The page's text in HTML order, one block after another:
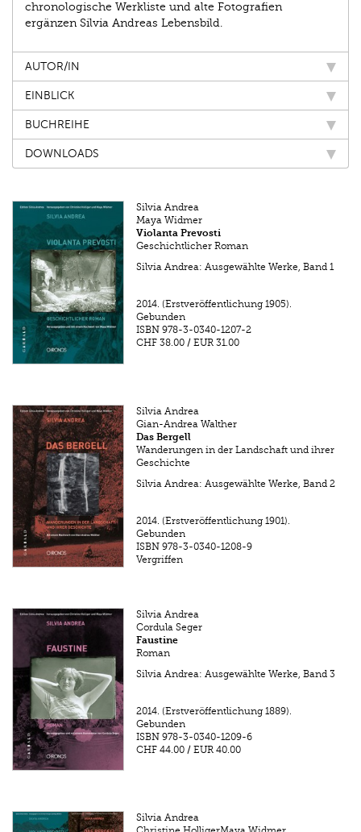
chronologische Werkliste und alte Fotografien
ergänzen Silvia Andreas Lebensbild.
AUTOR/IN
EINBLICK
BUCHREIHE
DOWNLOADS
Silvia Andrea
Maya Widmer
Violanta Prevosti
Geschichtlicher Roman
Silvia Andrea: Ausgewählte Werke, Band 1
2014. (Erstveröffentlichung 1905).
Gebunden
ISBN 978-3-0340-1207-2
CHF 38.00 /EUR 31.00
Silvia Andrea
Gian-Andrea Walther
Das Bergell
Wanderungen in der Landschaft und ihrer
Geschichte
Silvia Andrea: Ausgewählte Werke, Band 2
2014. (Erstveröffentlichung 1901).
Gebunden
ISBN 978-3-0340-1208-9
Vergriffen
Silvia Andrea
Cordula Seger
Faustine
Roman
Silvia Andrea: Ausgewählte Werke, Band 3
2014. (Erstveröffentlichung 1889).
Gebunden
ISBN 978-3-0340-1209-6
CHF 44.00 /EUR 40.00
Silvia Andrea